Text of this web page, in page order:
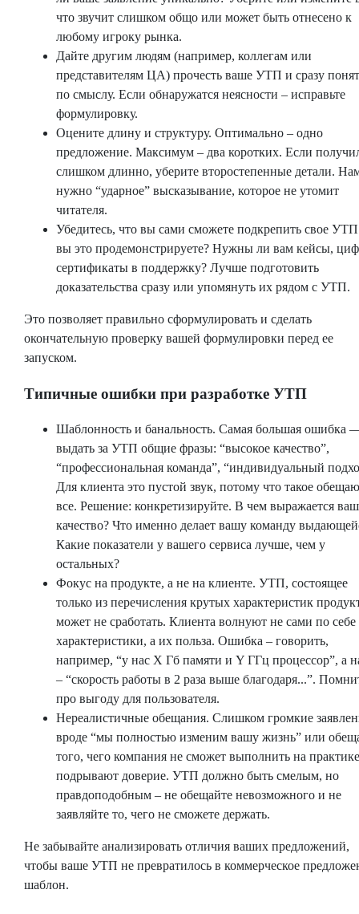
что звучит слишком общо или может быть отнесено к
любому игроку рынка.
Дайте другим людям (например, коллегам или
представителям ЦА) прочесть ваше УТП и сразу
по смыслу. Если обнаружатся неясности – исправьте
формулировку.
Оцените длину и структуру. Оптимально – одно
предложение. Максимум – два коротких. Если
слишком длинно, уберите второстепенные детали.
нужно “ударное” высказывание, которое не утомит
читателя.
Убедитесь, что вы сами сможете подкрепить свое
вы это продемонстрируете? Нужны ли вам кейсы,
сертификаты в поддержку? Лучше подготовить
доказательства сразу или упомянуть их рядом с УТП.
Это позволяет правильно сформулировать и сделать
окончательную проверку вашей формулировки перед ее
запуском.
Типичные ошибки при разработке УТП
Шаблонность и банальность. Самая большая ошибка
выдать за УТП общие фразы: “высокое качество”,
“профессиональная команда”, “индивидуальный
Для клиента это пустой звук, потому что такое
все. Решение: конкретизируйте. В чем выражается
качество? Что именно делает вашу команду
Какие показатели у вашего сервиса лучше, чем у
остальных?
Фокус на продукте, а не на клиенте. УТП, состоящее
только из перечисления крутых характеристик
может не сработать. Клиента волнуют не сами по себе
характеристики, а их польза. Ошибка – говорить,
например, “у нас X Гб памяти и Y ГГц процессор”, а
– “скорость работы в 2 раза выше благодаря...”.
про выгоду для пользователя.
Нереалистичные обещания. Слишком громкие
вроде “мы полностью изменим вашу жизнь” или
того, чего компания не сможет выполнить на
подрывают доверие. УТП должно быть смелым, но
правдоподобным – не обещайте невозможного и не
заявляйте то, чего не сможете держать.
Не забывайте анализировать отличия ваших предложений,
чтобы ваше УТП не превратилось в коммерческое
шаблон.